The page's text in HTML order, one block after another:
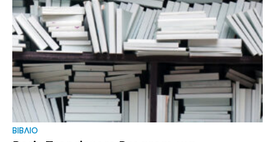
ΒΙΒΛΙΟ